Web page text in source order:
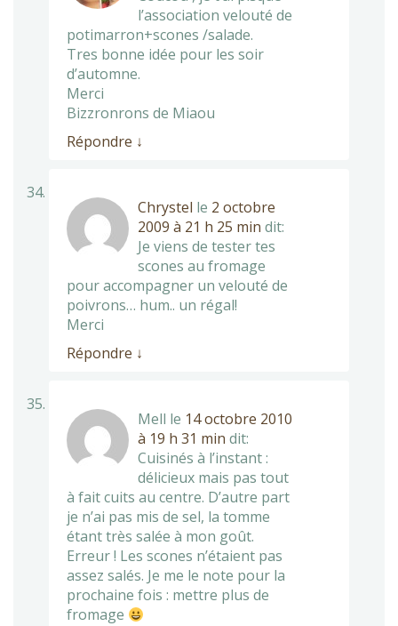
l’association velouté de
potimarron+scones /salade.
Tres bonne idée pour les soir
d’automne.
Merci
Bizzronrons de Miaou
Répondre ↓
Chrystel le 2 octobre
2009 à 21 h 25 min dit:
Je viens de tester tes
scones au fromage
pour accompagner un velouté de
poivrons… hum.. un régal!
Merci
Répondre ↓
Mell le 14 octobre 2010
à 19 h 31 min dit:
Cuisinés à l’instant :
délicieux mais pas tout
à fait cuits au centre. D’autre part
je n’ai pas mis de sel, la tomme
étant très salée à mon goût.
Erreur ! Les scones n’étaient pas
assez salés. Je me le note pour la
prochaine fois : mettre plus de
fromage